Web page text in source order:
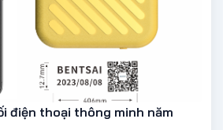
điện thoại thông minh năm